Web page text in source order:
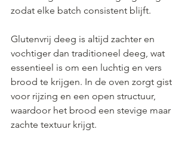
zodat elke batch consistent blijft.
Glutenvrij deeg is altijd zachter en
vochtiger dan traditioneel deeg, wat
essentieel is om een luchtig en vers
brood te krijgen. In de oven zorgt gist
voor rijzing en een open structuur,
waardoor het brood een stevige maar
zachte textuur krijgt.